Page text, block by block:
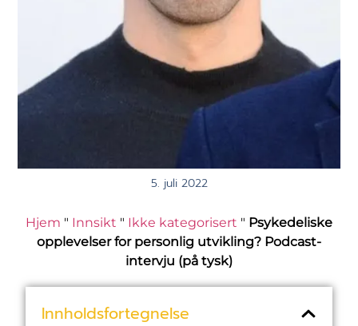
5. juli 2022
Hjem " Innsikt " Ikke kategorisert " Psykedeliske
opplevelser for personlig utvikling? Podcast-
intervju (på tysk)
Innholdsfortegnelse